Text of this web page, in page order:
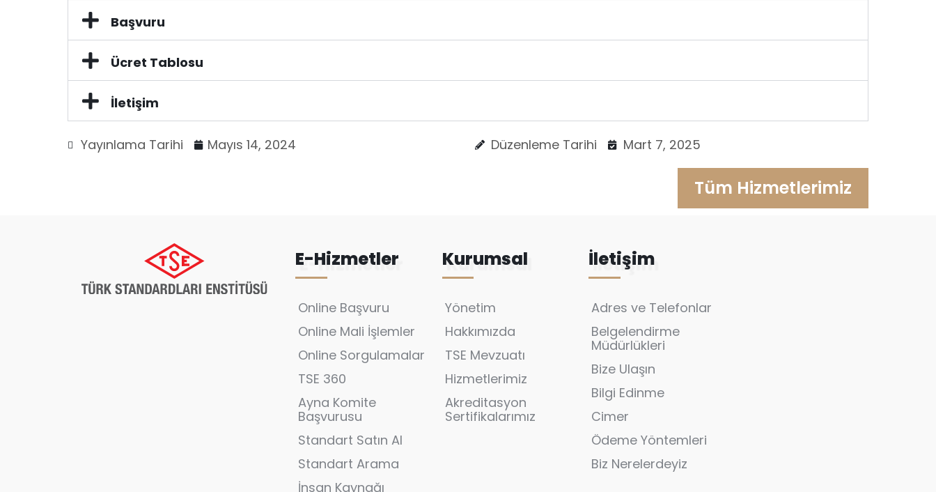
Başvuru
Ücret Tablosu
İletişim
Yayınlama Tarihi Mayıs 14, 2024 Düzenleme Tarihi Mart 7, 2025
Tüm Hizmetlerimiz
E-Hizmetler
Online Başvuru
Online Mali İşlemler
Online Sorgulamalar
TSE 360
Ayna Komite
Başvurusu
Standart Satın Al
Standart Arama
İnsan Kaynağı
Kurumsal
Yönetim
Hakkımızda
TSE Mevzuatı
Hizmetlerimiz
Akreditasyon
Sertifikalarımız
İletişim
Adres ve Telefonlar
Belgelendirme
Müdürlükleri
Bize Ulaşın
Bilgi Edinme
Cimer
Ödeme Yöntemleri
Biz Nerelerdeyiz